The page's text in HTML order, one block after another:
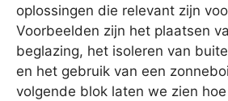
oplossingen die relevant zijn
Voorbeelden zijn het plaatsen
beglazing, het isoleren van
en het gebruik van een
volgende blok laten we zien